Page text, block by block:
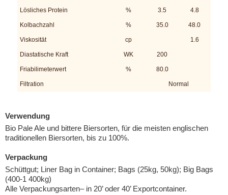
Lösliches Protein % 3.5 4.8
Kolbachzahl % 35.0 48.0
Viskosität cp 1.6
Diastatische Kraft WK 200
Friabilimeterwert % 80.0
Filtration Normal
Verwendung
Bio Pale Ale und bittere Biersorten, für die meisten englischen
traditionellen Biersorten, bis zu 100%.
Verpackung
Schüttgut; Liner Bag in Container; Bags (25kg, 50kg); Big Bags
(400-1 400kg)
Alle Verpackungsarten– in 20’ oder 40’ Exportcontainer.